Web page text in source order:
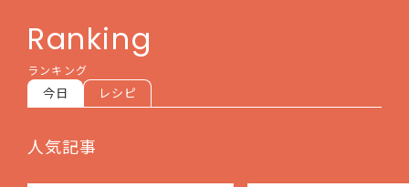
Ranking
ランキング
今日 レシピ
人気記事